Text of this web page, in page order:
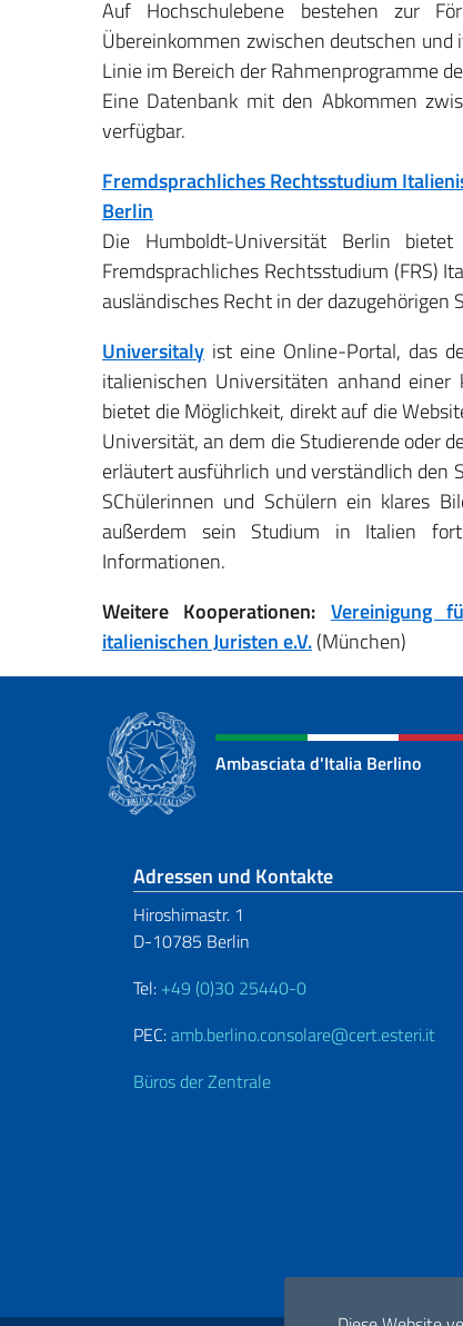
Auf Hochschulebene bestehen zur
Übereinkommen zwischen deutschen
Linie im Bereich der Rahmenprogramme
Eine Datenbank mit den Abkommen
verfügbar.
Fremdsprachliches Rechtsstudium
Berlin
Die Humboldt-Universität Berlin
Fremdsprachliches Rechtsstudium (FRS)
ausländisches Recht in der
Universitaly ist eine Online-Portal, das
italienischen Universitäten anhand
bietet die Möglichkeit, direkt auf die
Universität, an dem die Studierende oder
erläutert ausführlich und verständlich
SChülerinnen und Schülern ein klares
außerdem sein Studium in Italien
Informationen.
Weitere Kooperationen: Vereinigung
italienischen Juristen e.V.(München)
Ambasciata d'Italia Berlino
Fußbereich
Adressen und Kontakte
Hiroshimastr. 1
D-10785 Berlin
Tel: +49 (0)30 25440-0
PEC:amb.berlino.consolare@cert.esteri.it
Büros der Zentrale